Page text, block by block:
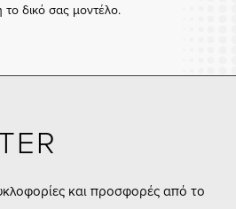
δικό σας μοντέλο.
και προσφορές από το